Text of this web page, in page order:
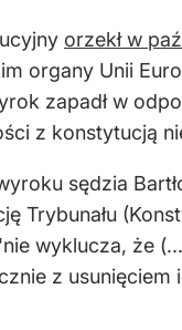
orzekł w
organy Unii
zapadł w
z konstytucją
sędzia
Trybunału
wyklucza, że
z